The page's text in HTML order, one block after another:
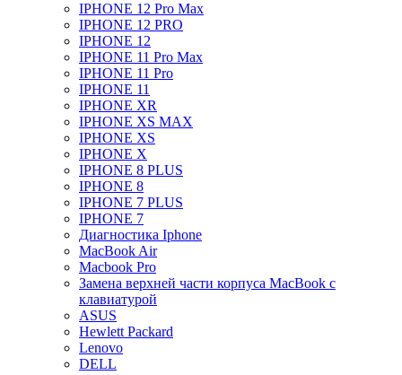
IPHONE 12 Pro Max
IPHONE 12 PRO
IPHONE 12
IPHONE 11 Pro Max
IPHONE 11 Pro
IPHONE 11
IPHONE XR
IPHONE XS MAX
IPHONE XS
IPHONE X
IPHONE 8 PLUS
IPHONE 8
IPHONE 7 PLUS
IPHONE 7
Диагностика Iphone
MacBook Air
Macbook Pro
Замена верхней части корпуса MacBook с
клавиатурой
ASUS
Hewlett Packard
Lenovo
DELL